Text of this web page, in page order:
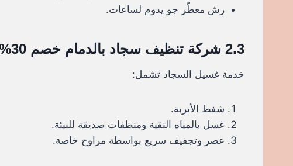
رش معطّر جو يدوم لساعات.
2.3 شركة تنظيف سجاد بالدمام خصم 30%
خدمة غسيل السجاد تشمل:
شفط الأتربة.
غسل بالمياه النقية ومنظفات صديقة للبيئة.
عصر وتجفيف سريع بواسطة مراوح خاصة.